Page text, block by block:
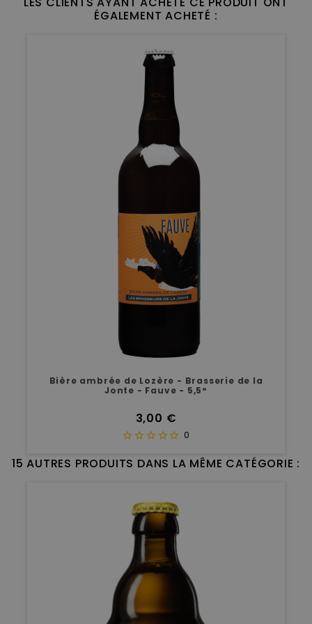
ÉGALEMENT ACHETÉ :
Bière ambrée de Lozère - Brasserie de la
Jonte - Fauve - 5,5°
Prix
3,00 €
0
15 AUTRES PRODUITS DANS LA MÊME CATÉGORIE :